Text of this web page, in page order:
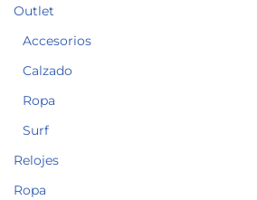
Outlet
Accesorios
Calzado
Ropa
Surf
Relojes
Ropa